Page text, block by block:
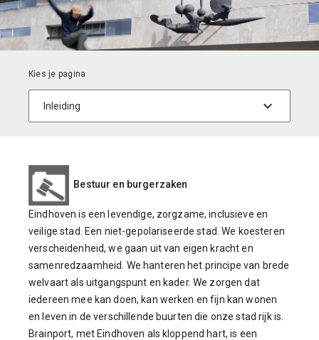
Bestuur en burgerzaken
Eindhoven is een levendige, zorgzame, inclusieve en
veilige stad. Een niet-gepolariseerde stad. We koesteren
verscheidenheid, we gaan uit van eigen kracht en
samenredzaamheid. We hanteren het principe van brede
welvaart als uitgangspunt en kader. We zorgen dat
iedereen mee kan doen, kan werken en fijn kan wonen
en leven in de verschillende buurten die onze stad rijk is.
Brainport, met Eindhoven als kloppend hart, is een